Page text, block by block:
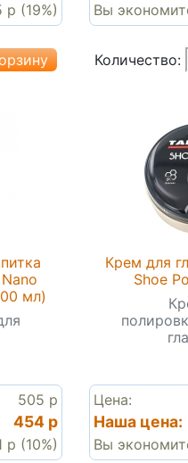
р (19%) Вы
Количество:
мл)
505 р
454 р
р (10%)
Крем для
Shoe
Цена:
Наша цена:
Вы